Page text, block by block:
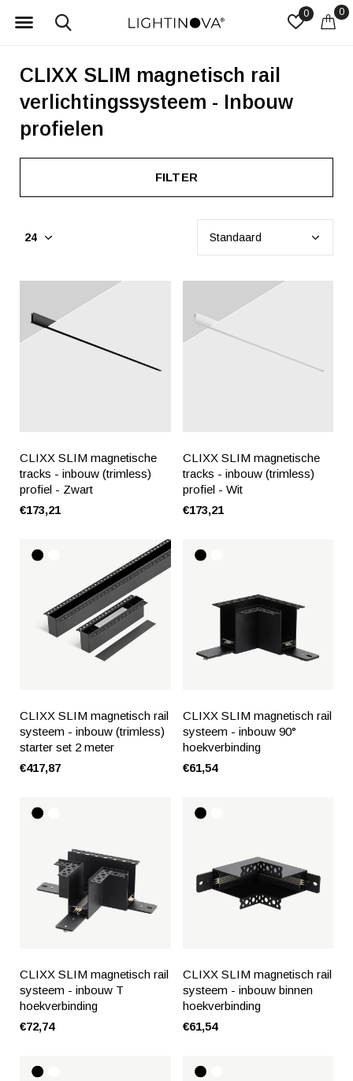
0 0
CLIXX SLIM magnetisch rail
verlichtingssysteem - Inbouw
profielen
FILTER
CLIXX SLIM magnetische
tracks - inbouw (trimless)
profiel - Zwart
€173,21
CLIXX SLIM magnetische
tracks - inbouw (trimless)
profiel - Wit
€173,21
CLIXX SLIM magnetisch rail
systeem - inbouw (trimless)
starter set 2 meter
€417,87
CLIXX SLIM magnetisch rail
systeem - inbouw 90°
hoekverbinding
€61,54
CLIXX SLIM magnetisch rail
systeem - inbouw T
hoekverbinding
€72,74
CLIXX SLIM magnetisch rail
systeem - inbouw binnen
hoekverbinding
€61,54